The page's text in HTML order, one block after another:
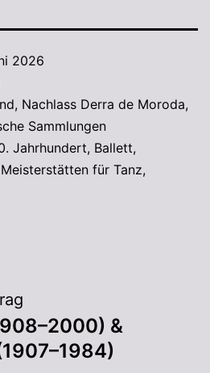
2026
, Nachlass Derra de Moroda,
Sammlungen
Jahrhundert, Ballett,
für Tanz,
&